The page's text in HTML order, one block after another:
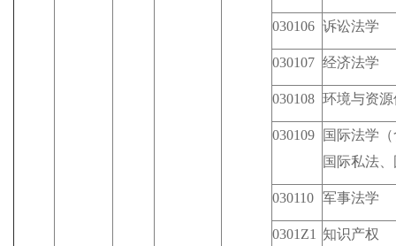
030106 诉讼法学
030107 经济法学
030108 环境与资
030109
国际法学
国际私法
030110 军事法学
0301Z1 知识产权